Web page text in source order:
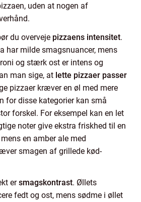
uden at nogen af
du overveje pizzaens intensitet.
har milde smagsnuancer, mens
og stærk ost er intens og
man sige, at lette pizzaer passer
pizzaer kræver en øl med mere
for disse kategorier kan små
forskel. For eksempel kan en let
noter give ekstra friskhed til en
en amber ale med
smagen af grillede kød-
ersmagskontrast. Øllets
fedt og ost, mens sødme i øllet